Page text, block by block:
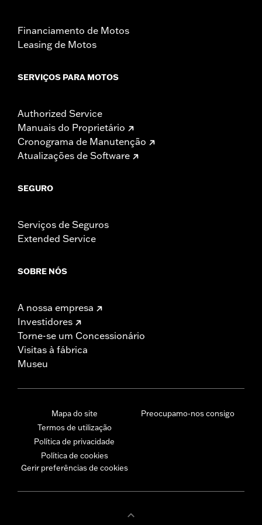
Financiamento de Motos
Leasing de Motos
SERVIÇOS PARA MOTOS
Authorized Service
Manuais do Proprietário
Cronograma de Manutenção
Atualizações de Software
SEGURO
Serviços de Seguros
Extended Service
SOBRE NÓS
A nossa empresa
Investidores
Torne-se um Concessionário
Visitas à fábrica
Museu
Mapa do site
Termos de utilização
Política de privacidade
Política de cookies
Gerir preferências de cookies
Preocupamo-nos consigo